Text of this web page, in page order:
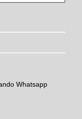
Whatsapp